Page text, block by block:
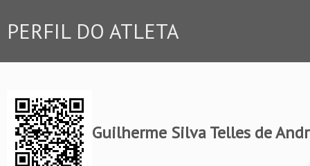
PERFIL DO ATLETA
Guilherme Silva Telles de